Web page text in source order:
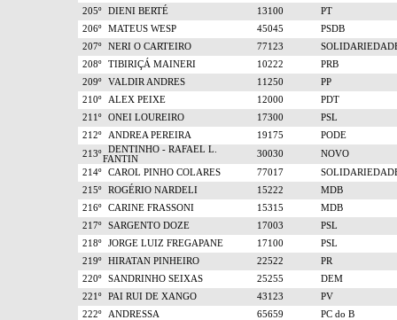
205º
DIENI BERTÉ 13100
PT
206º
MATEUS WESP 45045
PSDB
207º
NERI O CARTEIRO 77123
208º
TIBIRIÇÁ MAINERI 10222
PRB
209º
VALDIR ANDRES 11250
PP
210º
ALEX PEIXE 12000
PDT
211º
ONEI LOUREIRO 17300
PSL
212º
ANDREA PEREIRA 19175
PODE
213º
DENTINHO - RAFAEL L.
FANTIN
30030
NOVO
214º
CAROL PINHO COLARES 77017
215º
ROGÉRIO NARDELI 15222
MDB
216º
CARINE FRASSONI 15315
MDB
217º
SARGENTO DOZE 17003
PSL
218º
JORGE LUIZ FREGAPANE 17100
PSL
219º
HIRATAN PINHEIRO 22522
PR
220º
SANDRINHO SEIXAS 25255
DEM
221º
PAI RUI DE XANGO 43123
PV
222º
ANDRESSA 65659
PC do B